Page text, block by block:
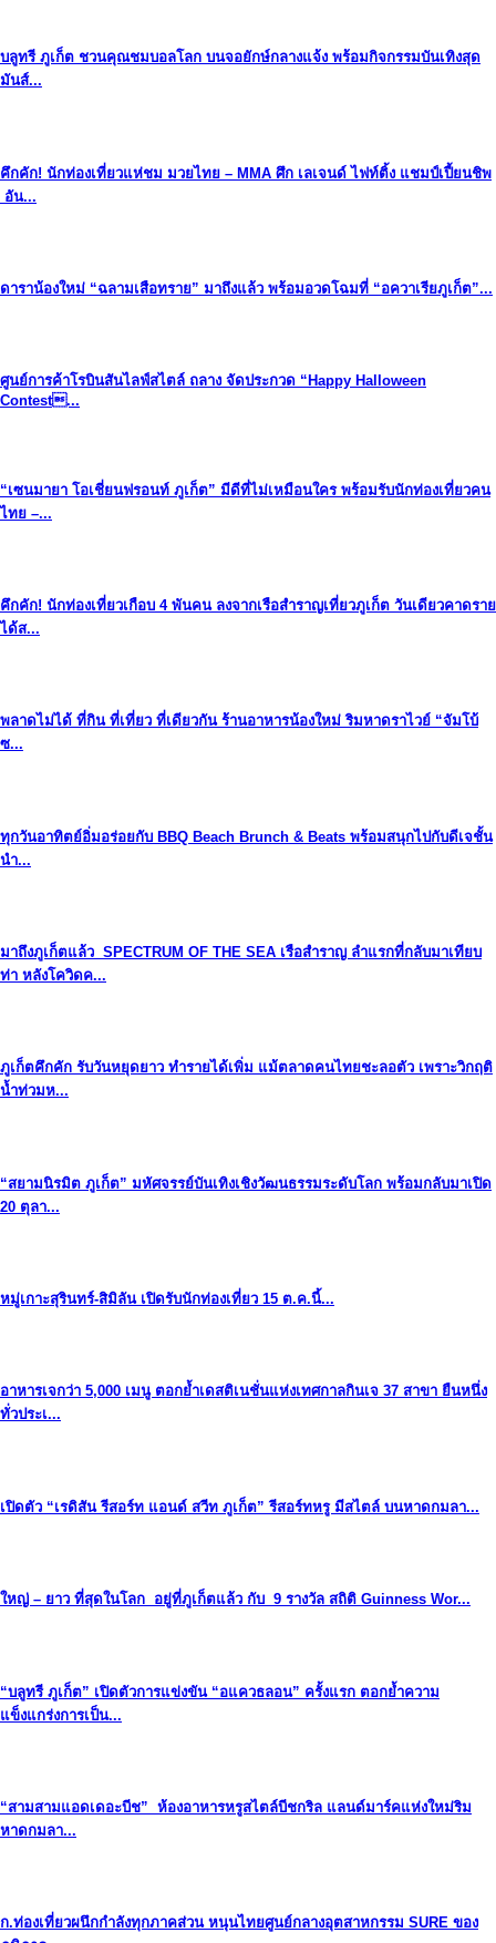
บลูทรี ภูเก็ต ชวนคุณชมบอลโลก บนจอยักษ์กลางแจ้ง พร้อมกิจกรรมบันเทิงสุด
มันส์...
คึกคัก! นักท่องเที่ยวแห่ชม มวยไทย – MMA ศึก เลเจนด์ ไฟท์ติ้ง แชมป์เปี้ยนชิพ
อัน...
ดาราน้องใหม่ “ฉลามเสือทราย” มาถึงแล้ว พร้อมอวดโฉมที่ “อควาเรียภูเก็ต”...
ศูนย์การค้าโรบินสันไลฟ์สไตล์ ​ถลาง จัดประกวด “Happy​ Halloween​
Contest...
“เซนมายา โอเชี่ยนฟรอนท์ ภูเก็ต” มีดีที่ไม่เหมือนใคร พร้อมรับนักท่องเที่ยวคน
ไทย –...
คึกคัก! นักท่องเที่ยวเกือบ 4 พันคน ลงจากเรือสำราญเที่ยวภูเก็ต วันเดียวคาดราย
ได้ส...
พลาดไม่ได้ ที่กิน ที่เที่ยว ที่เดียวกัน ร้านอาหารน้องใหม่ ริมหาดราไวย์ “จัมโบ้
ซ...
ทุกวันอาทิตย์อิ่มอร่อยกับ BBQ Beach Brunch & Beats พร้อมสนุกไปกับดีเจชั้น
นำ...
มาถึงภูเก็ตแล้ว SPECTRUM OF THE SEA เรือสำราญ ลำแรกที่กลับมาเทียบ
ท่า หลังโควิดค...
ภูเก็ตคึกคัก รับวันหยุดยาว ทำรายได้เพิ่ม แม้ตลาดคนไทยชะลอตัว เพราะวิกฤติ
น้ำท่วมห...
“สยามนิรมิต ภูเก็ต” มหัศจรรย์บันเทิงเชิงวัฒนธรรมระดับโลก พร้อมกลับมาเปิด
20 ตุลา...
หมู่เกาะสุรินทร์-สิมิลัน เปิดรับนักท่องเที่ยว 15 ต.ค.นี้...
อาหารเจกว่า 5,000 เมนู ตอกย้ำเดสติเนชั่นแห่งเทศกาลกินเจ 37 สาขา ยืนหนึ่ง
ทั่วประเ...
เปิดตัว “เรดิสัน รีสอร์ท แอนด์ สวีท ภูเก็ต” รีสอร์ทหรู มีสไตล์ บนหาดกมลา...
ใหญ่ – ยาว ที่สุดในโลก อยู่ที่ภูเก็ตแล้ว กับ 9 รางวัล สถิติ Guinness Wor...
“บลูทรี ภูเก็ต” เปิดตัวการแข่งขัน “อแควธลอน” ครั้งแรก ตอกย้ำความ
แข็งแกร่งการเป็น...
“สามสามแอดเดอะบีช” ห้องอาหารหรูสไตล์บีชกริล แลนด์มาร์คแห่งใหม่ริม
หาดกมลา...
ก.ท่องเที่ยวผนึกกำลังทุกภาคส่วน หนุนไทยศูนย์กลางอุตสาหกรรม SURE ของ